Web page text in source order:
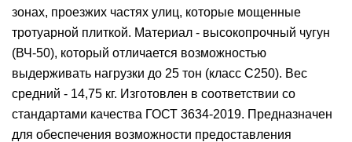
зонах, проезжих частях улиц, которые мощенные
тротуарной плиткой. Материал - высокопрочный чугун
(ВЧ-50), который отличается возможностью
выдерживать нагрузки до 25 тон (класс С250). Вес
средний - 14,75 кг. Изготовлен в соответствии со
стандартами качества ГОСТ 3634-2019. Предназначен
для обеспечения возможности предоставления